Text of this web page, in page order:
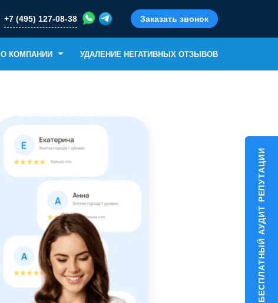
+7 (495) 127-08-38 Заказать звонок
О КОМПАНИИ УДАЛЕНИЕ НЕГАТИВНЫХ ОТЗЫВОВ
БЕСПЛАТНЫЙ АУДИТ РЕПУТАЦИИ